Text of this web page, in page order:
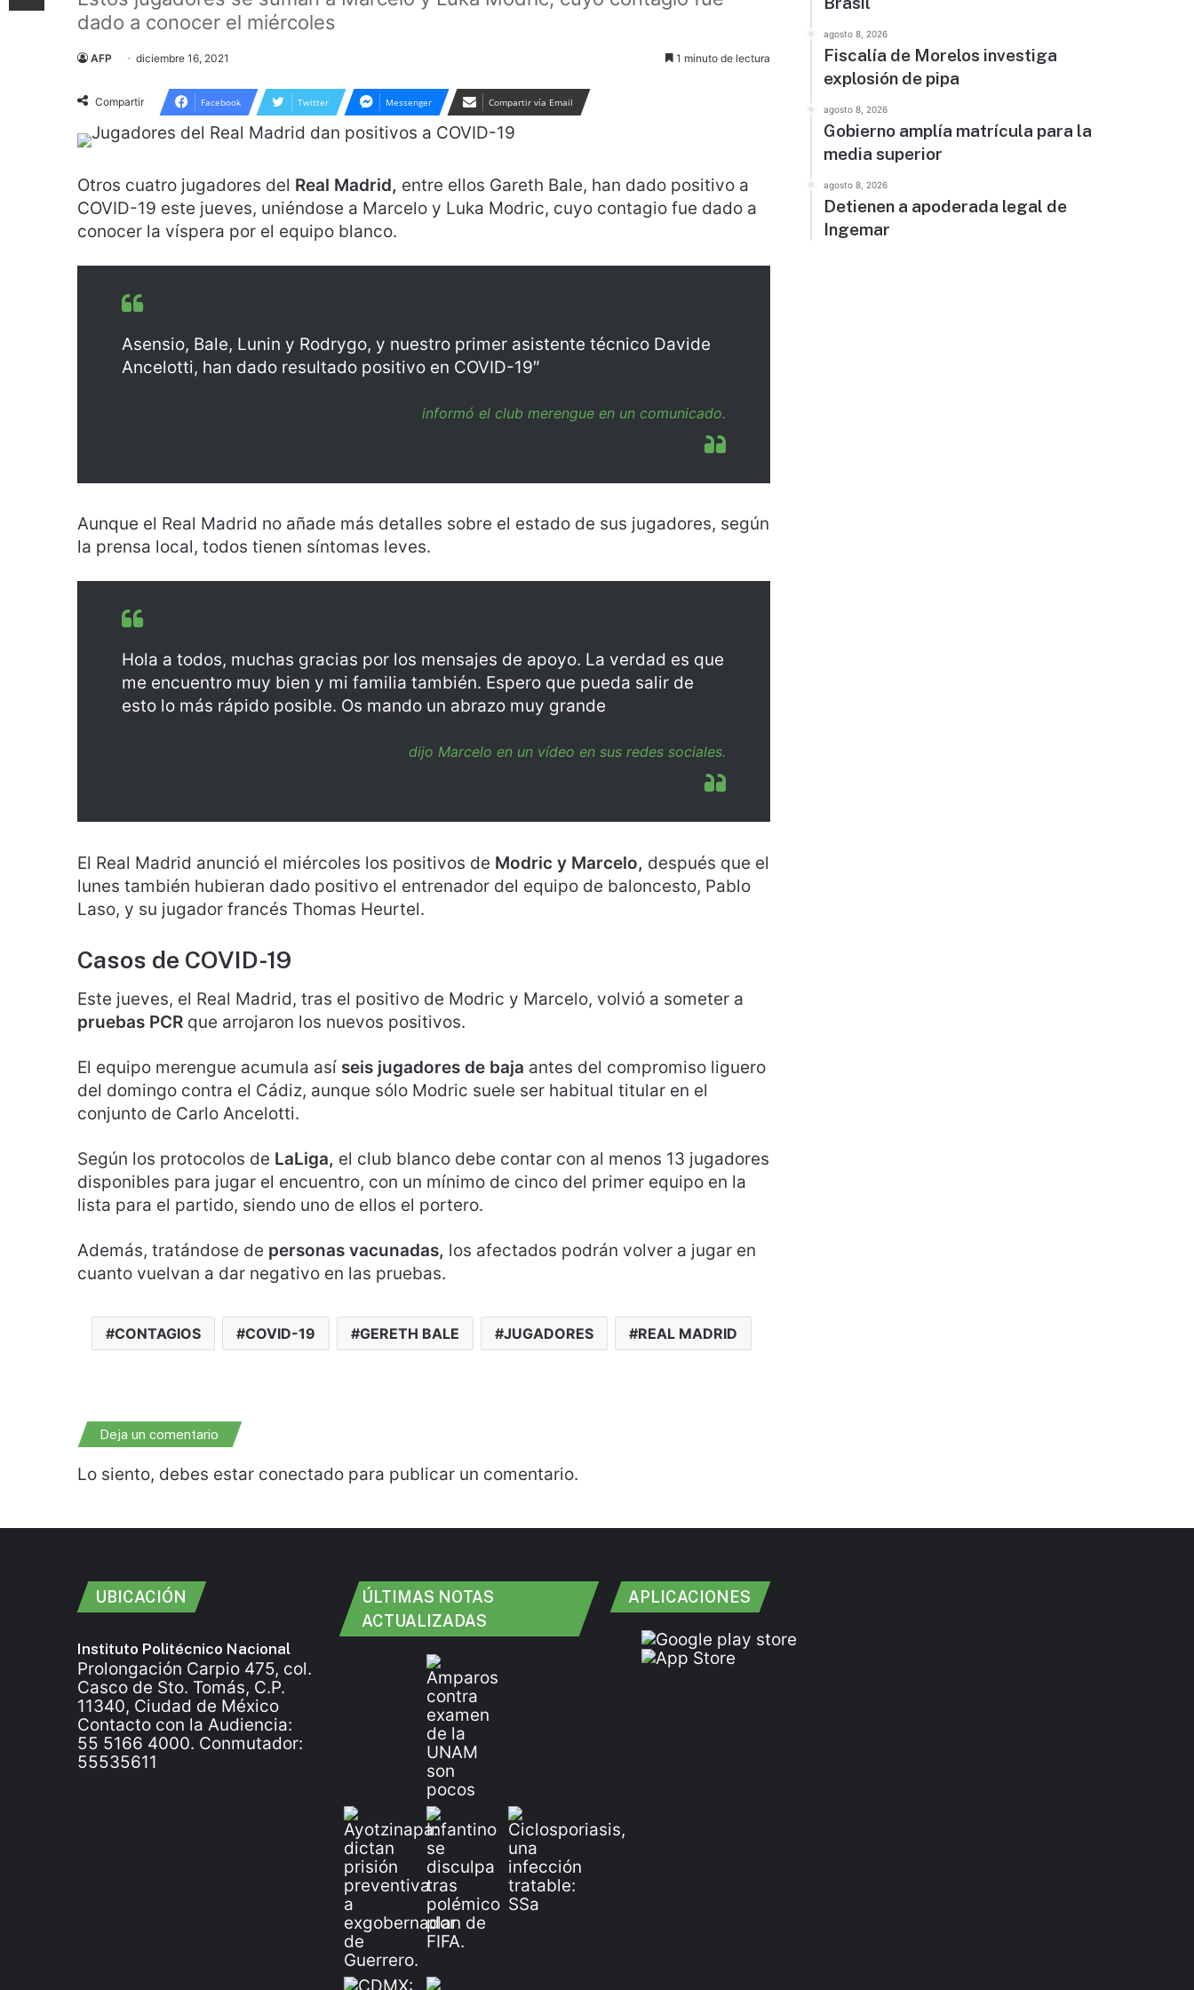
dado a conocer el miércoles
AFP diciembre 16, 2021 1 minuto de lectura
Compartir Facebook Twitter Messenger Compartir vía Email
Otros cuatro jugadores del Real Madrid, entre ellos Gareth Bale, han dado positivo a
COVID-19 este jueves, uniéndose a Marcelo y Luka Modric, cuyo contagio fue dado a
conocer la víspera por el equipo blanco.
Asensio, Bale, Lunin y Rodrygo, y nuestro primer asistente técnico Davide
Ancelotti, han dado resultado positivo en COVID-19″
informó el club merengue en un comunicado.
Aunque el Real Madrid no añade más detalles sobre el estado de sus jugadores, según
la prensa local, todos tienen síntomas leves.
Hola a todos, muchas gracias por los mensajes de apoyo. La verdad es que
me encuentro muy bien y mi familia también. Espero que pueda salir de
esto lo más rápido posible. Os mando un abrazo muy grande
dijo Marcelo en un vídeo en sus redes sociales.
El Real Madrid anunció el miércoles los positivos de Modric y Marcelo, después que el
lunes también hubieran dado positivo el entrenador del equipo de baloncesto, Pablo
Laso, y su jugador francés Thomas Heurtel.
Casos de COVID-19
Este jueves, el Real Madrid, tras el positivo de Modric y Marcelo, volvió a someter a
pruebas PCR que arrojaron los nuevos positivos.
El equipo merengue acumula así seis jugadores de baja antes del compromiso liguero
del domingo contra el Cádiz, aunque sólo Modric suele ser habitual titular en el
conjunto de Carlo Ancelotti.
Según los protocolos de LaLiga, el club blanco debe contar con al menos 13 jugadores
disponibles para jugar el encuentro, con un mínimo de cinco del primer equipo en la
lista para el partido, siendo uno de ellos el portero.
Además, tratándose de personas vacunadas, los afectados podrán volver a jugar en
cuanto vuelvan a dar negativo en las pruebas.
CONTAGIOS COVID-19 GERETH BALE JUGADORES REAL MADRID
Deja un comentario
Lo siento, debes estar conectado para publicar un comentario.
agosto 8, 2026
Fiscalía de Morelos investiga
explosión de pipa
agosto 8, 2026
Gobierno amplía matrícula para la
media superior
agosto 8, 2026
Detienen a apoderada legal de
Ingemar
UBICACIÓN
Instituto Politécnico Nacional
Prolongación Carpio 475, col.
Casco de Sto. Tomás, C.P.
11340, Ciudad de México
Contacto con la Audiencia:
55 5166 4000. Conmutador:
55535611
ÚLTIMAS NOTAS
ACTUALIZADAS
APLICACIONES